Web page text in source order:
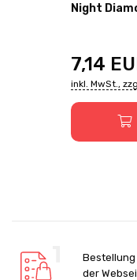
Night
7,14
inkl. MwSt.,
der